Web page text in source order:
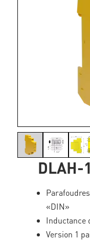
DLAH-
«DIN»
Inductance
Version 1